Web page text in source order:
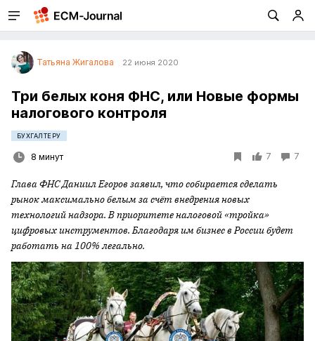
Татьяна Жигалова 22 июня 2020
Три белых коня ФНС, или Новые формы
налогового контроля
БУХГАЛТЕРУ
8 минут 7 7
Глава ФНС Даниил Егоров заявил, что собирается сделать
рынок максимально белым за счёт внедрения новых
технологий надзора. В приоритете налоговой «тройка»
цифровых инструментов. Благодаря им бизнес в России будет
работать на 100% легально.